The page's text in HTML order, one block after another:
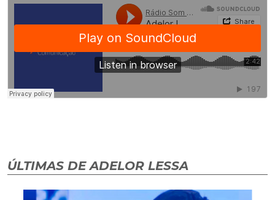
ÚLTIMAS DE ADELOR LESSA